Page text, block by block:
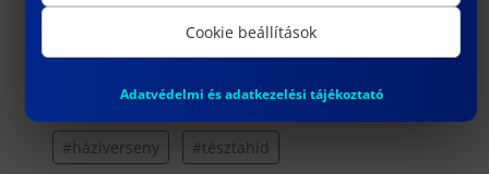
#háziverseny #tésztahíd
Cookie beállítások
Adatvédelmi és adatkezelési tájékoztató